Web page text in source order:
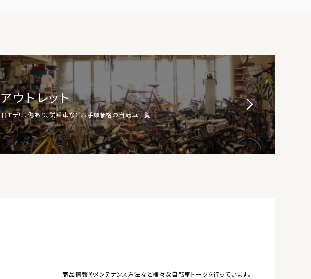
アウトレット
旧モデル、傷あり、試乗車などお手頃価格の自転車一覧
商品情報やメンテナンス方法など様々な自転車トークを行っています。